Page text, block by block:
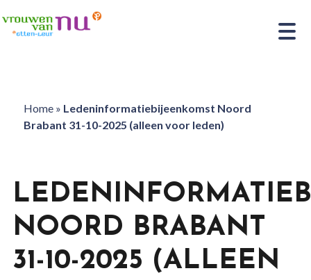
Home» Ledeninformatiebijeenkomst Noord
Brabant 31-10-2025 (alleen voor leden)
NOORD BRABANT
31-10-2025 (ALLEEN